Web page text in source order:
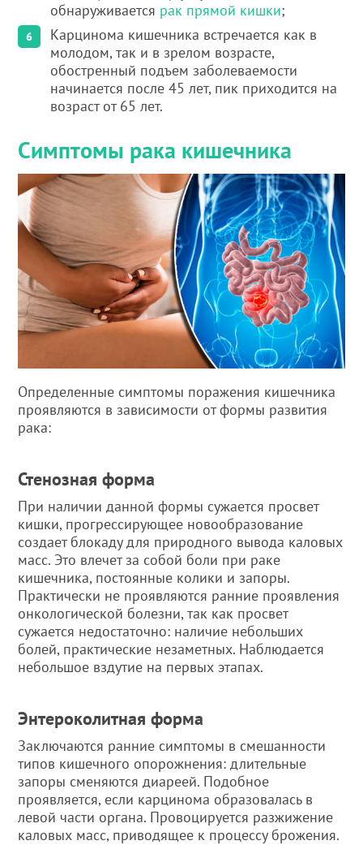
обнаруживается рак прямой кишки;
Карцинома кишечника встречается как в
молодом, так и в зрелом возрасте,
обостренный подъем заболеваемости
начинается после 45 лет, пик приходится на
возраст от 65 лет.
Симптомы рака кишечника
Определенные симптомы поражения кишечника
проявляются в зависимости от формы развития
рака:
Стенозная форма
При наличии данной формы сужается просвет
кишки, прогрессирующее новообразование
создает блокаду для природного вывода каловых
масс. Это влечет за собой боли при раке
кишечника, постоянные колики и запоры.
Практически не проявляются ранние проявления
онкологической болезни, так как просвет
сужается недостаточно: наличие небольших
болей, практические незаметных. Наблюдается
небольшое вздутие на первых этапах.
Энтероколитная форма
Заключаются ранние симптомы в смешанности
типов кишечного опорожнения: длительные
запоры сменяются диареей. Подобное
проявляется, если карцинома образовалась в
левой части органа. Провоцируется разжижение
каловых масс, приводящее к процессу брожения.